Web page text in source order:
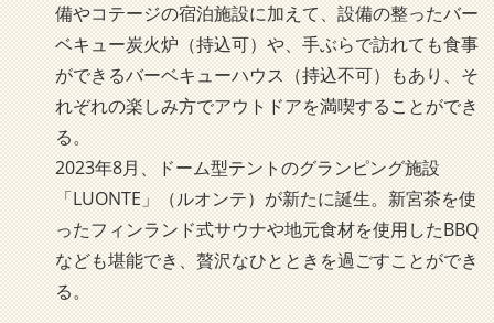
備やコテージの宿泊施設に加えて、設備の整ったバー
ベキュー炭火炉（持込可）や、手ぶらで訪れても食事
ができるバーベキューハウス（持込不可）もあり、そ
れぞれの楽しみ方でアウトドアを満喫することができ
る。
2023年8月、ドーム型テントのグランピング施設
「LUONTE」（ルオンテ）が新たに誕生。新宮茶を使
ったフィンランド式サウナや地元食材を使用したBBQ
なども堪能でき、贅沢なひとときを過ごすことができ
る。